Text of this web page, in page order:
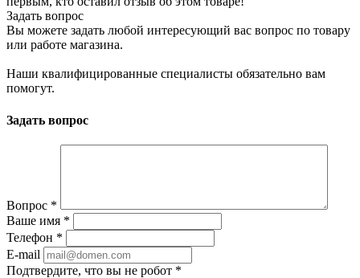
Задать вопрос
Вы можете задать любой интересующий вас вопрос по товару
или работе магазина.
Наши квалифицированные специалисты обязательно вам
помогут.
Задать вопрос
Вопрос *
Ваше имя *
Телефон *
E-mail
Подтвердите, что вы не робот *